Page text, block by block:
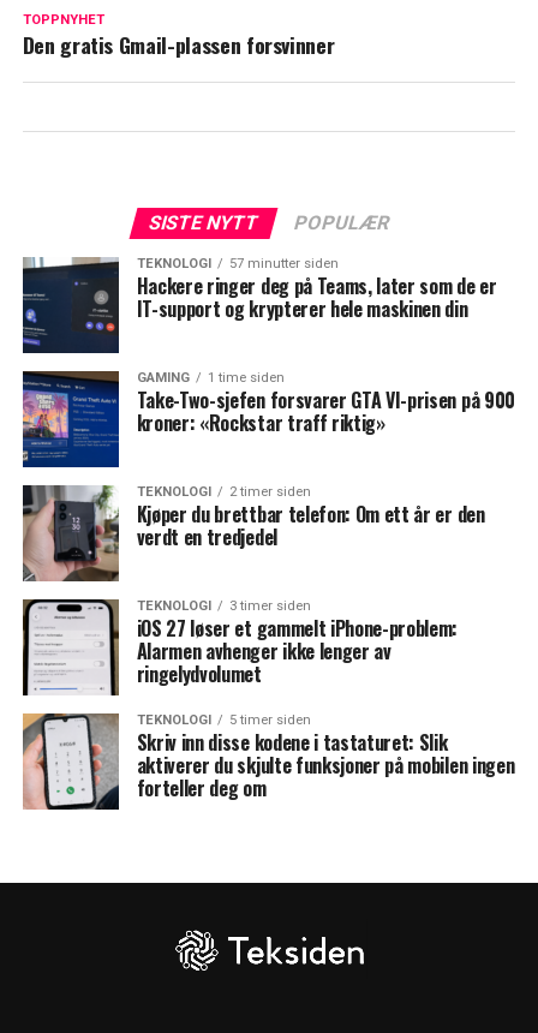
TOPPNYHET
Den gratis Gmail-plassen forsvinner
SISTE NYTT POPULÆR
TEKNOLOGI 57 minutter siden
Hackere ringer deg på Teams, later som de er
IT-support og krypterer hele maskinen din
GAMING 1 time siden
Take-Two-sjefen forsvarer GTA VI-prisen på 900
kroner: «Rockstar traff riktig»
TEKNOLOGI 2 timer siden
Kjøper du brettbar telefon: Om ett år er den
verdt en tredjedel
TEKNOLOGI 3 timer siden
iOS 27 løser et gammelt iPhone-problem:
Alarmen avhenger ikke lenger av
ringelydvolumet
TEKNOLOGI 5 timer siden
Skriv inn disse kodene i tastaturet: Slik
aktiverer du skjulte funksjoner på mobilen ingen
forteller deg om